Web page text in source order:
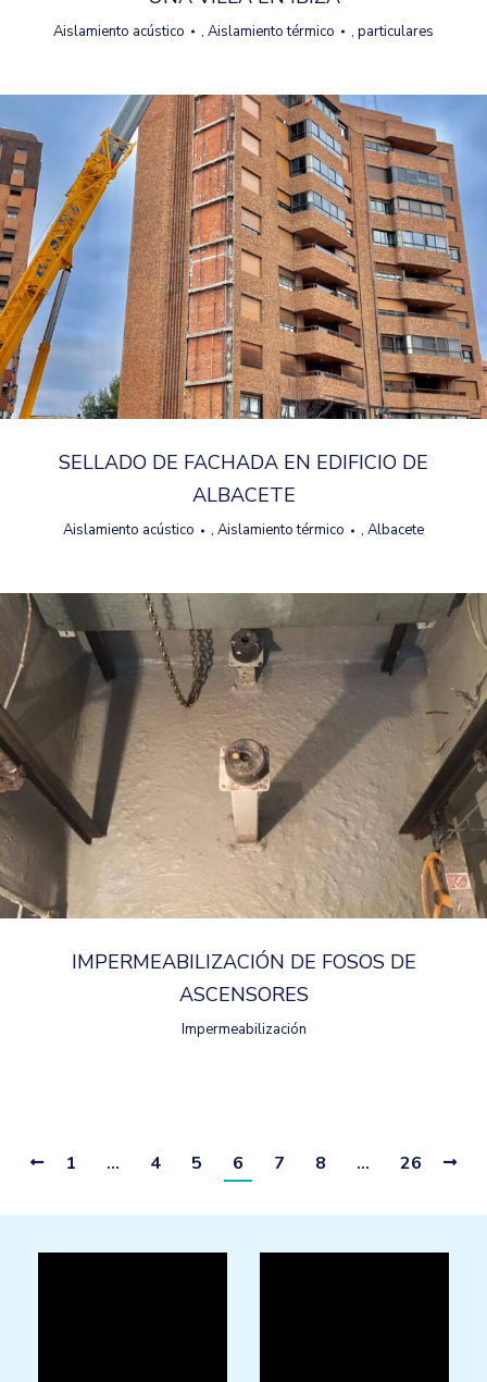
Aislamiento acústico , Aislamiento térmico , particulares
SELLADO DE FACHADA EN EDIFICIO DE
ALBACETE
Aislamiento acústico , Aislamiento térmico , Albacete
IMPERMEABILIZACIÓN DE FOSOS DE
ASCENSORES
Impermeabilización
1 … 4 5 6 7 8 … 26